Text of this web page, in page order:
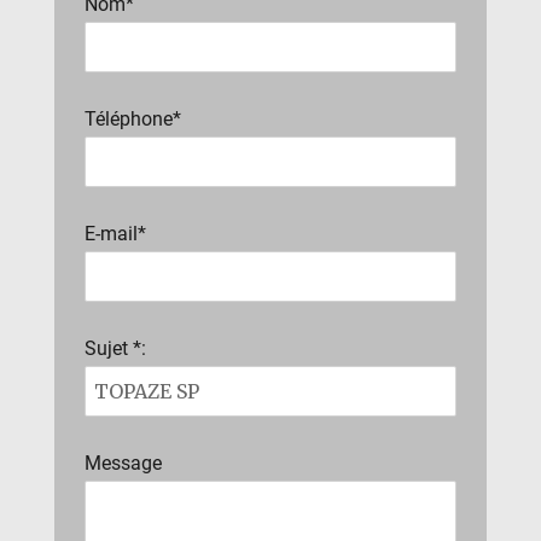
Téléphone*
E-mail*
Sujet *:
Message